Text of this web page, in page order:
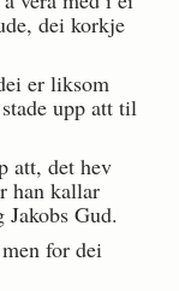
dei korkje
er liksom
upp att til
att, det hev
han kallar
Gud.
for dei